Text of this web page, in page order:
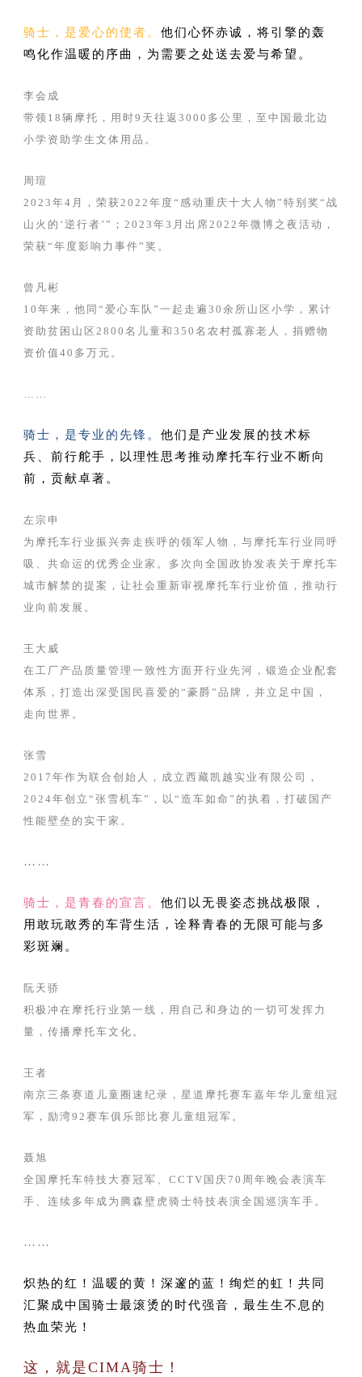
骑士，是爱心的使者。 他们心怀赤诚，将引擎的轰
鸣化作温暖的序曲，为需要之处送去爱与希望。
李会成
带领18辆摩托，用时9天往返3000多公里，至中国最北边
小学资助学生文体用品。
周瑄
2023年4月，荣获2022年度“感动重庆十大人物”特别奖“战
山火的‘逆行者’”；2023年3月出席2022年微博之夜活动，
荣获“年度影响力事件”奖。
曾凡彬
10年来，他同“爱心车队”一起走遍30余所山区小学，累计
资助贫困山区2800名儿童和350名农村孤寡老人，捐赠物
资价值40多万元。
……
骑士，是专业的先锋。 他们是产业发展的技术标
兵、前行舵手，以理性思考推动摩托车行业不断向
前，贡献卓著。
左宗申
为摩托车行业振兴奔走疾呼的领军人物，与摩托车行业同呼
吸、共命运的优秀企业家。多次向全国政协发表关于摩托车
城市解禁的提案，让社会重新审视摩托车行业价值，推动行
业向前发展。
王大威
在工厂产品质量管理一致性方面开行业先河，锻造企业配套
体系，打造出深受国民喜爱的“豪爵”品牌，并立足中国，
走向世界。
张雪
2017年作为联合创始人，成立西藏凯越实业有限公司，
2024年创立“张雪机车”，以“造车如命”的执着，打破国产
性能壁垒的实干家。
……
骑士，是青春的宣言。 他们以无畏姿态挑战极限，
用敢玩敢秀的车背生活，诠释青春的无限可能与多
彩斑斓。
阮天骄
积极冲在摩托行业第一线，用自己和身边的一切可发挥力
量，传播摩托车文化。
王者
南京三条赛道儿童圈速纪录，星道摩托赛车嘉年华儿童组冠
军，励湾92赛车俱乐部比赛儿童组冠军。
聂旭
全国摩托车特技大赛冠军、CCTV国庆70周年晚会表演车
手、连续多年成为腾森壁虎骑士特技表演全国巡演车手。
……
炽热的红！温暖的黄！深邃的蓝！绚烂的虹！共同
汇聚成中国骑士最滚烫的时代强音，最生生不息的
热血荣光！
这，就是CIMA骑士！